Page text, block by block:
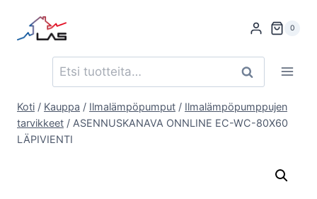
sisältöön
0
Etsi: Haku
Koti / Kauppa / Ilmalämpöpumput / Ilmalämpöpumppujen
tarvikkeet / ASENNUSKANAVA ONNLINE EC-WC-80X60
LÄPIVIENTI